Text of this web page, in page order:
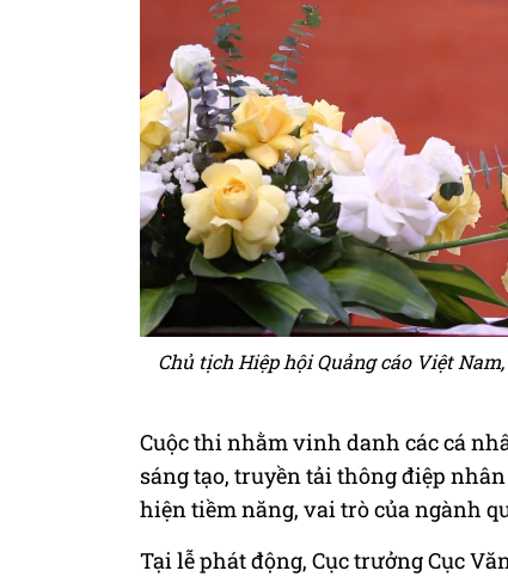
Chủ tịch Hiệp hội Quảng cáo Việt
Cuộc thi nhằm vinh danh các cá
sáng tạo, truyền tải thông điệp
hiện tiềm năng, vai trò của ngành
Tại lễ phát động, Cục trưởng Cục